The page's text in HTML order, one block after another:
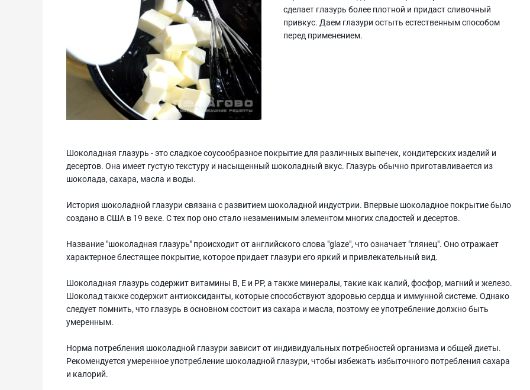
сделает глазурь более плотной и придаст сливочный
привкус. Даем глазури остыть естественным способом
перед применением.
Шоколадная глазурь - это сладкое соусообразное покрытие для различных выпечек, кондитерских изделий и
десертов. Она имеет густую текстуру и насыщенный шоколадный вкус. Глазурь обычно приготавливается из
шоколада, сахара, масла и воды.
История шоколадной глазури связана с развитием шоколадной индустрии. Впервые шоколадное покрытие было
создано в США в 19 веке. С тех пор оно стало незаменимым элементом многих сладостей и десертов.
Название "шоколадная глазурь" происходит от английского слова "glaze", что означает "глянец". Оно отражает
характерное блестящее покрытие, которое придает глазури его яркий и привлекательный вид.
Шоколадная глазурь содержит витамины В, Е и РР, а также минералы, такие как калий, фосфор, магний и железо.
Шоколад также содержит антиоксиданты, которые способствуют здоровью сердца и иммунной системе. Однако
следует помнить, что глазурь в основном состоит из сахара и масла, поэтому ее употребление должно быть
умеренным.
Норма потребления шоколадной глазури зависит от индивидуальных потребностей организма и общей диеты.
Рекомендуется умеренное употребление шоколадной глазури, чтобы избежать избыточного потребления сахара
и калорий.